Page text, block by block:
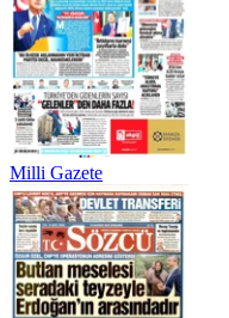
Milli Gazete